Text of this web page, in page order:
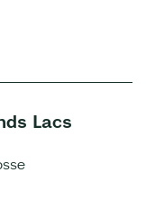
Lacs